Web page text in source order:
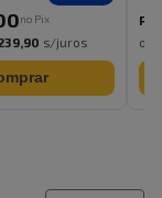
no Pix
s/juros
R$
ou